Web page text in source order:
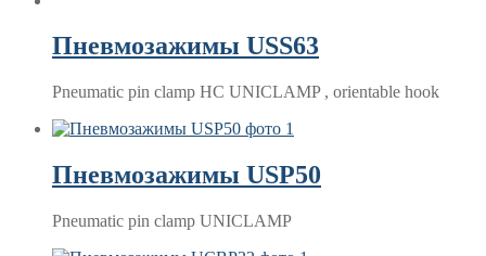
Пневмозажимы USS63
Pneumatic pin clamp HC UNICLAMP , orientable hook
Пневмозажимы USP50
Pneumatic pin clamp UNICLAMP